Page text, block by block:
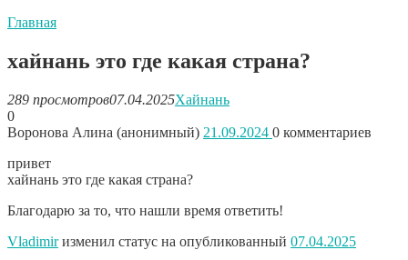
Главная
хайнань это где какая страна?
289 просмотров07.04.2025Хайнань
0
Воронова Алина (анонимный) 21.09.2024 0 комментариев
привет
хайнань это где какая страна?
Благодарю за то, что нашли время ответить!
Vladimirизменил статус на опубликованный 07.04.2025